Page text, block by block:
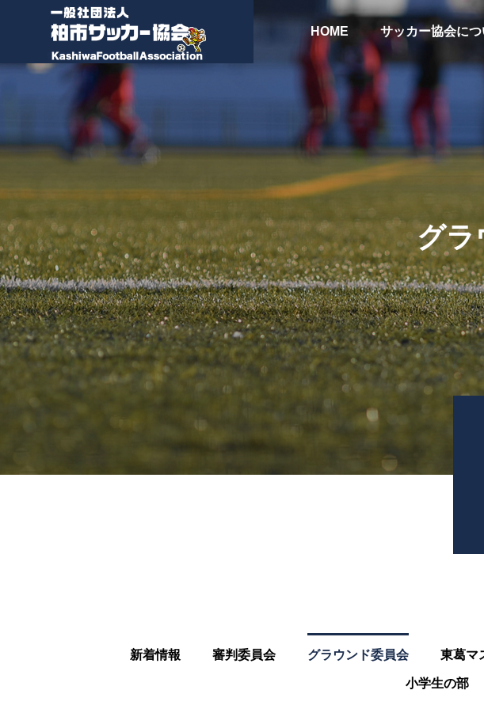
HOME サッカー協会につ
ABOUT
協会長挨拶
各種書類
各種委員会
事
務
局
監
事
広
報
委
員
会
技
術
委
員
会
グラ
新着情報 審判委員会 グラウンド委員会 東葛マ
小学生の部